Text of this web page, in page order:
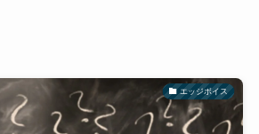
エッジボイス